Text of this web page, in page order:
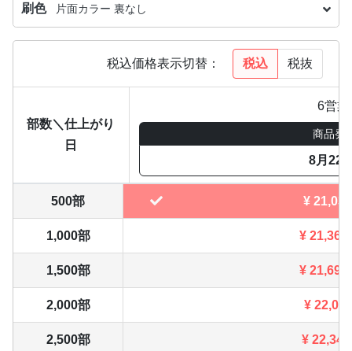
刷色 片面カラー 裏なし
税込価格表示切替： 税込 税抜
部数＼仕上がり
日
6営
商品発
8月22
500部 ¥ 21,032
1,000部 ¥ 21,362
1,500部 ¥ 21,692
2,000部 ¥ 22,011
2,500部 ¥ 22,341